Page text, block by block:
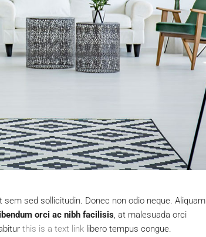
sed sollicitudin. Donec non odio neque. Aliquam
orci ac nibh facilisis, at malesuada orci
this is a text link libero tempus congue.